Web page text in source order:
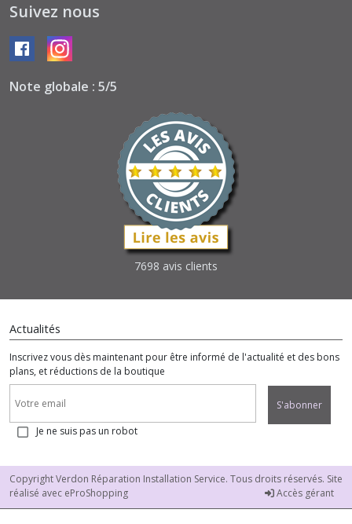
Suivez nous
Note globale : 5/5
7698 avis clients
Actualités
Inscrivez vous dès maintenant pour être informé de l'actualité et des bons
plans, et réductions de la boutique
S'abonner
Je ne suis pas un robot
Copyright Verdon Réparation Installation Service. Tous droits réservés. Site
réalisé avec eProShopping Accès gérant